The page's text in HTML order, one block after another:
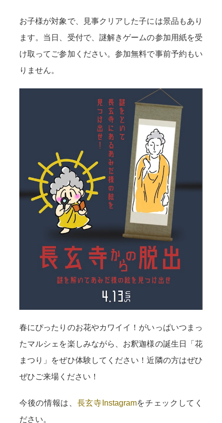
お子様が対象で、見事クリアした子には景品もあり
ます。当日、受付で、謎解きゲームの参加用紙を受
け取ってご参加ください。参加無料で事前予約もい
りません。
春にぴったりのお花やカワイイ！がいっぱいつまっ
たマルシェを楽しみながら、お釈迦様の誕生日「花
まつり」をぜひ体験してください！近隣の方はぜひ
ぜひご来場ください！
今後の情報は、 長玄寺Instagramをチェックしてく
ださい。